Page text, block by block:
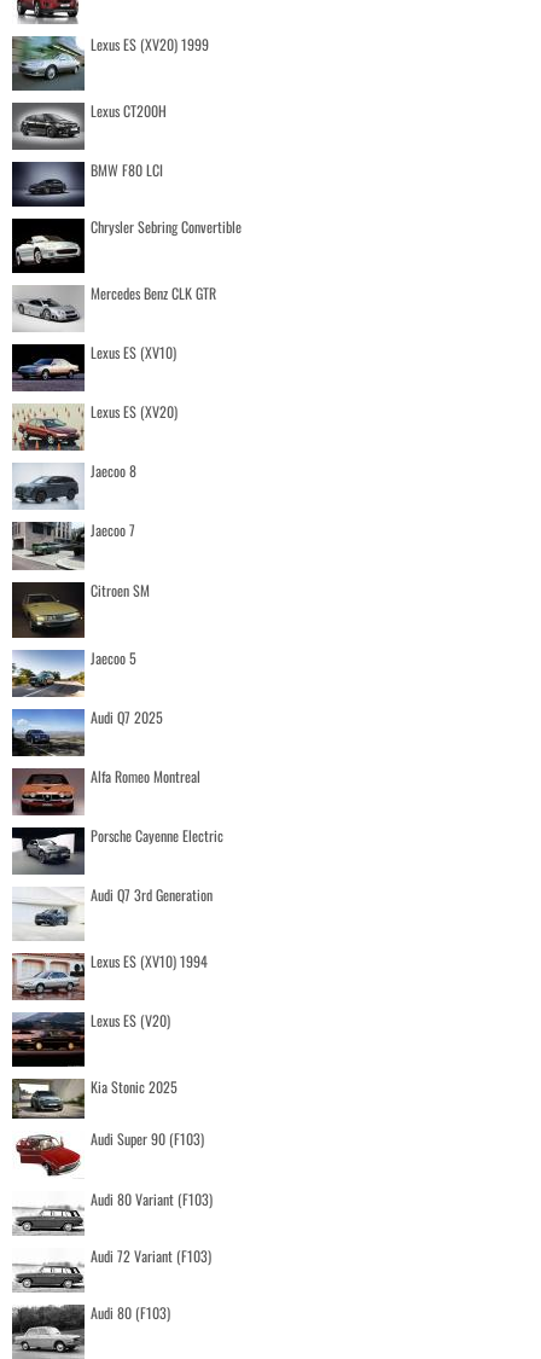
Lexus ES (XV20) 1999
Lexus CT200H
BMW F80 LCI
Chrysler Sebring Convertible
Mercedes Benz CLK GTR
Lexus ES (XV10)
Lexus ES (XV20)
Jaecoo 8
Jaecoo 7
Citroen SM
Jaecoo 5
Audi Q7 2025
Alfa Romeo Montreal
Porsche Cayenne Electric
Audi Q7 3rd Generation
Lexus ES (XV10) 1994
Lexus ES (V20)
Kia Stonic 2025
Audi Super 90 (F103)
Audi 80 Variant (F103)
Audi 72 Variant (F103)
Audi 80 (F103)